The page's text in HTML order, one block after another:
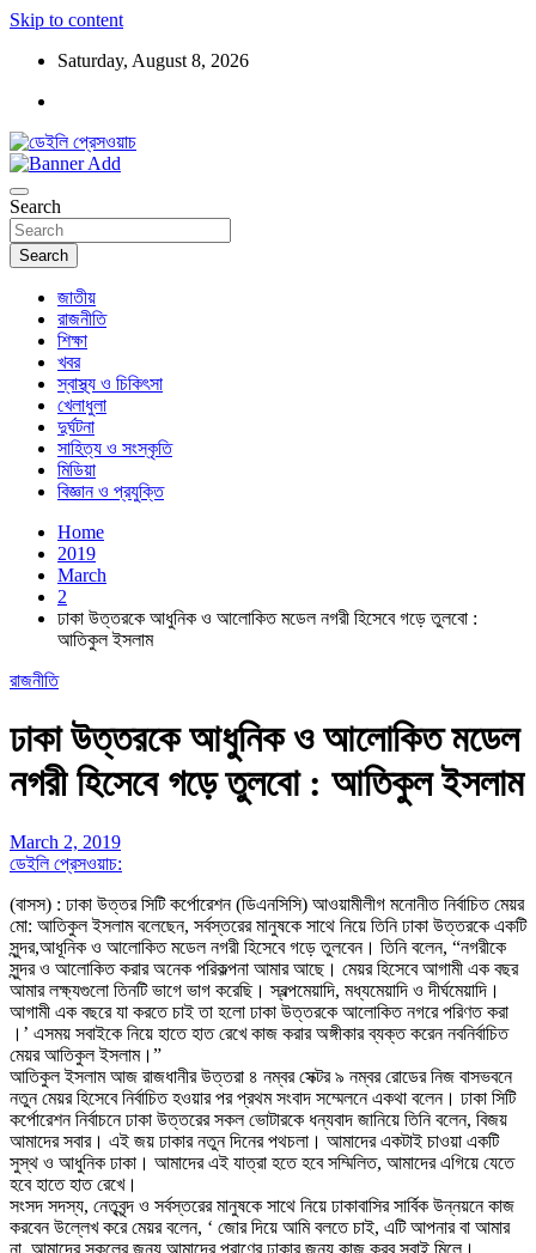
Skip to content
Saturday, August 8, 2026
ডেইলি প্রেসওয়াচ
Search
Search
জাতীয়
রাজনীতি
শিক্ষা
খবর
স্বাস্থ্য ও চিকিৎসা
খেলাধুলা
দুর্ঘটনা
সাহিত্য ও সংস্কৃতি
মিডিয়া
বিজ্ঞান ও প্রযুক্তি
Home
2019
March
2
ঢাকা উত্তরকে আধুনিক ও আলোকিত মডেল নগরী হিসেবে গড়ে তুলবো :
আতিকুল ইসলাম
রাজনীতি
ঢাকা উত্তরকে আধুনিক ও আলোকিত মডেল
নগরী হিসেবে গড়ে তুলবো : আতিকুল ইসলাম
March 2, 2019
ডেইলি প্রেসওয়াচ:
(বাসস) : ঢাকা উত্তর সিটি কর্পোরেশন (ডিএনসিসি) আওয়ামীলীগ মনোনীত নির্বাচিত মেয়র
মো: আতিকুল ইসলাম বলেছেন, সর্বস্তরের মানুষকে সাথে নিয়ে তিনি ঢাকা উত্তরকে একটি
সুন্দর,আধূনিক ও আলোকিত মডেল নগরী হিসেবে গড়ে তুলবেন। তিনি বলেন, “নগরীকে
সুন্দর ও আলোকিত করার অনেক পরিকল্পনা আমার আছে। মেয়র হিসেবে আগামী এক বছর
আমার লক্ষ্যগুলো তিনটি ভাগে ভাগ করেছি। স্বল্পমেয়াদি, মধ্যমেয়াদি ও দীর্ঘমেয়াদি।
আগামী এক বছরে যা করতে চাই তা হলো ঢাকা উত্তরকে আলোকিত নগরে পরিণত করা
।’ এসময় সবাইকে নিয়ে হাতে হাত রেখে কাজ করার অঙ্গীকার ব্যক্ত করেন নবনির্বাচিত
মেয়র আতিকুল ইসলাম।”
আতিকুল ইসলাম আজ রাজধানীর উত্তরা ৪ নম্বর সেক্টর ৯ নম্বর রোডের নিজ বাসভবনে
নতুন মেয়র হিসেবে নির্বাচিত হওয়ার পর প্রথম সংবাদ সম্মেলনে একথা বলেন। ঢাকা সিটি
কর্পোরেশন নির্বাচনে ঢাকা উত্তরের সকল ভোটারকে ধন্যবাদ জানিয়ে তিনি বলেন, বিজয়
আমাদের সবার। এই জয় ঢাকার নতুন দিনের পথচলা। আমাদের একটাই চাওয়া একটি
সুস্থ ও আধুনিক ঢাকা। আমাদের এই যাত্রা হতে হবে সম্মিলিত, আমাদের এগিয়ে যেতে
হবে হাতে হাত রেখে।
সংসদ সদস্য, নেতৃবৃন্দ ও সর্বস্তরের মানুষকে সাথে নিয়ে ঢাকাবাসির সার্বিক উন্নয়নে কাজ
করবেন উল্লেখ করে মেয়র বলেন, ‘ জোর দিয়ে আমি বলতে চাই, এটি আপনার বা আমার
না, আমাদের সকলের জন্য আমাদের প্রাণের ঢাকার জন্য কাজ করব সবাই মিলে।